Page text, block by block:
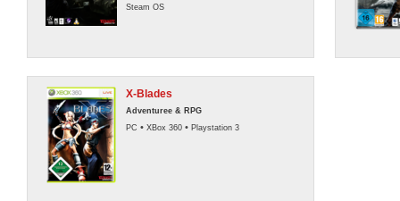
Steam OS
X-Blades
Adventuree & RPG
PC • XBox 360 • Playstation 3